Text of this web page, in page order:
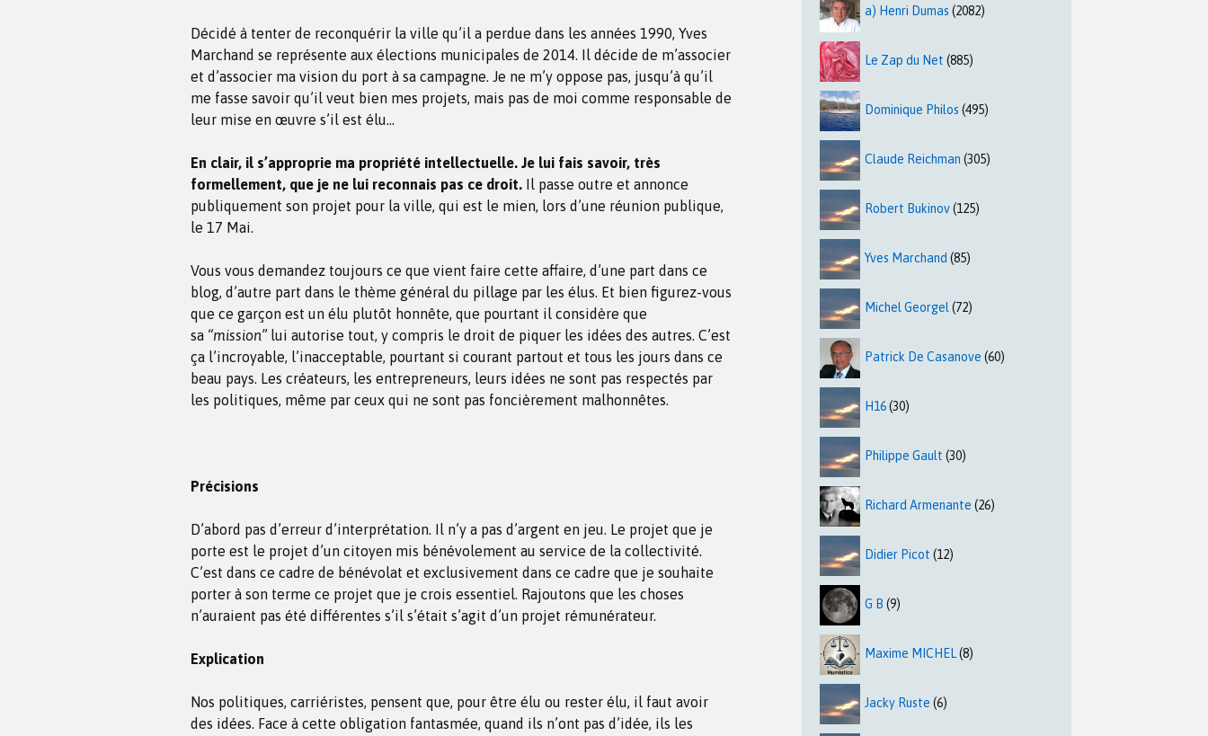
Décidé à tenter de reconquérir la ville qu’il a perdue dans les années 1990, Yves
Marchand se représente aux élections municipales de 2014. Il décide de m’associer
et d’associer ma vision du port à sa campagne. Je ne m’y oppose pas, jusqu’à qu’il
me fasse savoir qu’il veut bien mes projets, mais pas de moi comme responsable de
leur mise en œuvre s’il est élu…
En clair, il s’approprie ma propriété intellectuelle. Je lui fais savoir, très
formellement, que je ne lui reconnais pas ce droit. Il passe outre et annonce
publiquement son projet pour la ville, qui est le mien, lors d’une réunion publique,
le 17 Mai.
Vous vous demandez toujours ce que vient faire cette affaire, d’une part dans ce
blog, d’autre part dans le thème général du pillage par les élus. Et bien figurez-vous
que ce garçon est un élu plutôt honnête, que pourtant il considère que
sa “mission”lui autorise tout, y compris le droit de piquer les idées des autres. C’est
ça l’incroyable, l’inacceptable, pourtant si courant partout et tous les jours dans ce
beau pays. Les créateurs, les entrepreneurs, leurs idées ne sont pas respectés par
les politiques, même par ceux qui ne sont pas foncièrement malhonnêtes.
Précisions
D’abord pas d’erreur d’interprétation. Il n’y a pas d’argent en jeu. Le projet que je
porte est le projet d’un citoyen mis bénévolement au service de la collectivité.
C’est dans ce cadre de bénévolat et exclusivement dans ce cadre que je souhaite
porter à son terme ce projet que je crois essentiel. Rajoutons que les choses
n’auraient pas été différentes s’il s’était s’agit d’un projet rémunérateur.
Explication
Nos politiques, carriéristes, pensent que, pour être élu ou rester élu, il faut avoir
des idées. Face à cette obligation fantasmée, quand ils n’ont pas d’idée, ils les
a) Henri Dumas (2082)
Le Zap du Net (885)
Dominique Philos (495)
Claude Reichman (305)
Robert Bukinov(125)
Yves Marchand (85)
Michel Georgel (72)
Patrick De Casanove (60)
H16(30)
Philippe Gault (30)
Richard Armenante (26)
Didier Picot (12)
G B (9)
Maxime MICHEL(8)
Jacky Ruste (6)